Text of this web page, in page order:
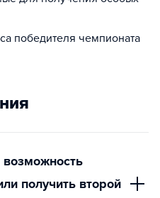
победителя чемпионата
возможность
получить второй